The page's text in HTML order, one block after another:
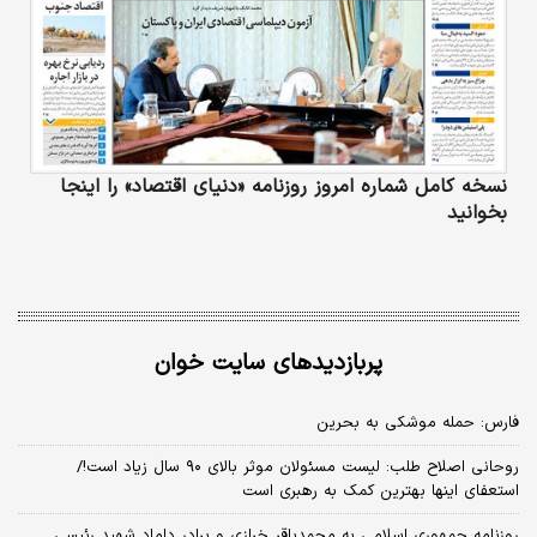
نسخه کامل شماره امروز روزنامه «دنیای‌ اقتصاد» را اینجا
بخوانید
پربازدیدهای سایت خوان
فارس: حمله موشکی به بحرین
روحانی اصلاح طلب: ‌لیست مسئولان موثر بالای ۹۰ سال زیاد است!/
استعفای اینها بهترین کمک به رهبری است